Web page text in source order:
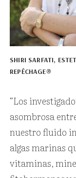
SHIRI SARFATI,
REPÊCHAGE®
“Los
asombrosa
nuestro fluido
algas marinas
vitaminas,